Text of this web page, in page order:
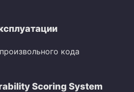
кода
Scoring System